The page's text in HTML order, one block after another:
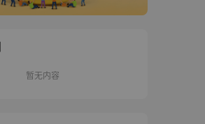
暂无内容